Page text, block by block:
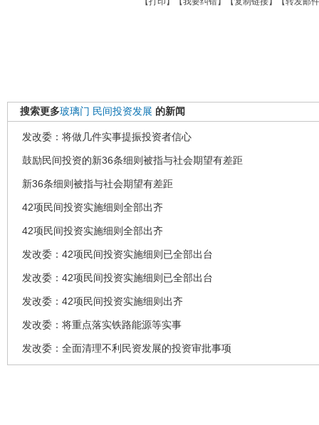
搜索更多玻璃门 民间投资发展 的新闻
发改委：将做几件实事提振投资者信心
鼓励民间投资的新36条细则被指与社会期望有差距
新36条细则被指与社会期望有差距
42项民间投资实施细则全部出齐
42项民间投资实施细则全部出齐
发改委：42项民间投资实施细则已全部出台
发改委：42项民间投资实施细则已全部出台
发改委：42项民间投资实施细则出齐
发改委：将重点落实铁路能源等实事
发改委：全面清理不利民资发展的投资审批事项